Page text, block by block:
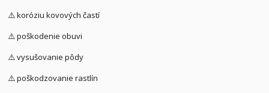
⚠️ koróziu kovových častí
⚠️ poškodenie obuvi
⚠️ vysušovanie pôdy
⚠️ poškodzovanie rastlín